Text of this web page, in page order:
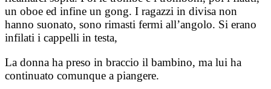
un oboe ed infine un gong. I ragazzi in divisa non
hanno suonato, sono rimasti fermi all’angolo. Si erano
infilati i cappelli in testa,
La donna ha preso in braccio il bambino, ma lui ha
continuato comunque a piangere.